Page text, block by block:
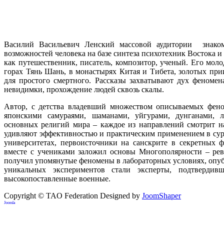
Василий Васильевич Ленский массовой аудитории
возможностей человека на базе синтеза психотехник Востока
как путешественник, писатель, композитор, ученый. Его
горах Тянь Шань, в монастырях Китая и Тибета, золотых
для простого смертного. Рассказы захватывают дух
невидимки, прохождение людей сквозь скалы.
Автор, с детства владевший множеством описываемых
японскими самураями, шаманами, уйгурами, дунганами,
основных религий мира – каждое из направлений смотрит
удивляют эффективностью и практическим применением в
университетах, первоисточники на санскрите в
вместе с учениками заложил основы Многополярности –
получил упомянутые феномены в лабораторных условиях,
уникальных экспериментов стали эксперты,
высокопоставленные военные.
Copyright © TAO Federation Designed by JoomShaper
Joomla